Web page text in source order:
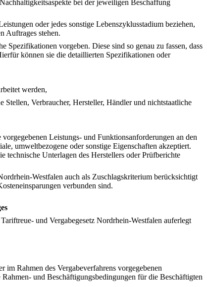
bei der jeweiligen Beschaffung
oder jedes sonstige Lebenszyklusstadium beziehen,
Auftrages stehen.
vorgeben. Diese sind so genau zu fassen, dass
können sie die detaillierten Spezifikationen oder
werden,
Verbraucher, Hersteller, Händler und nichtstaatliche
Leistungs- und Funktionsanforderungen an den
umweltbezogene oder sonstige Eigenschaften akzeptiert.
technische Unterlagen des Herstellers oder Prüfberichte
Westfalen auch als Zuschlagskriterium berücksichtigt
verbunden sind.
und Vergabegesetz Nordrhein-Westfalen auferlegt
Rahmen des Vergabeverfahrens vorgegebenen
und Beschäftigungsbedingungen für die Beschäftigten